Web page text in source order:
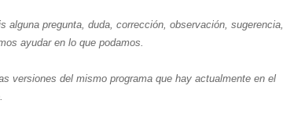
pregunta, duda, corrección, observación, sugerencia,
ayudar en lo que podamos.
versiones del mismo programa que hay actualmente en el